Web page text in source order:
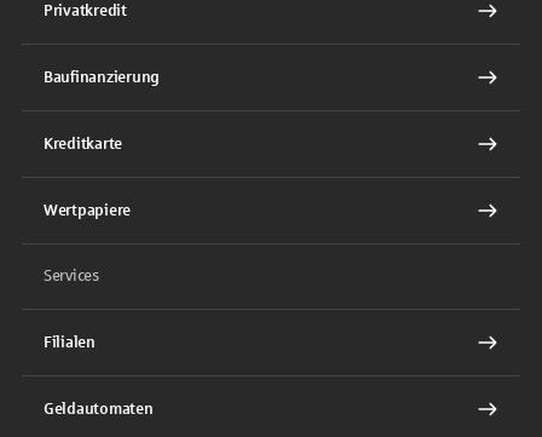
Privatkredit
Baufinanzierung
Kreditkarte
Wertpapiere
Services
Filialen
Geldautomaten